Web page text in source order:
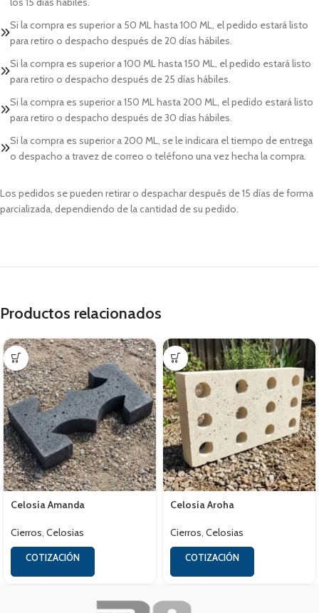
Si la compra es superior a 50 ML hasta 100 ML, el pedido estará listo
para retiro o despacho después de 20 días hábiles.
Si la compra es superior a 100 ML hasta 150 ML, el pedido estará listo
para retiro o despacho después de 25 días hábiles.
Si la compra es superior a 150 ML hasta 200 ML, el pedido estará listo
para retiro o despacho después de 30 días hábiles.
Si la compra es superior a 200 ML, se le indicara el tiempo de entrega
o despacho a travez de correo o teléfono una vez hecha la compra.
Los pedidos se pueden retirar o despachar después de 15 días de forma
parcializada, dependiendo de la cantidad de su pedido.
Productos relacionados
Celosía Amanda
Cierros, Celosias
COTIZACIÓN
Celosía Aroha
Cierros, Celosias
COTIZACIÓN